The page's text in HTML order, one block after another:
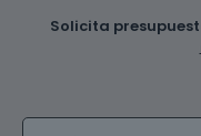
Solicita